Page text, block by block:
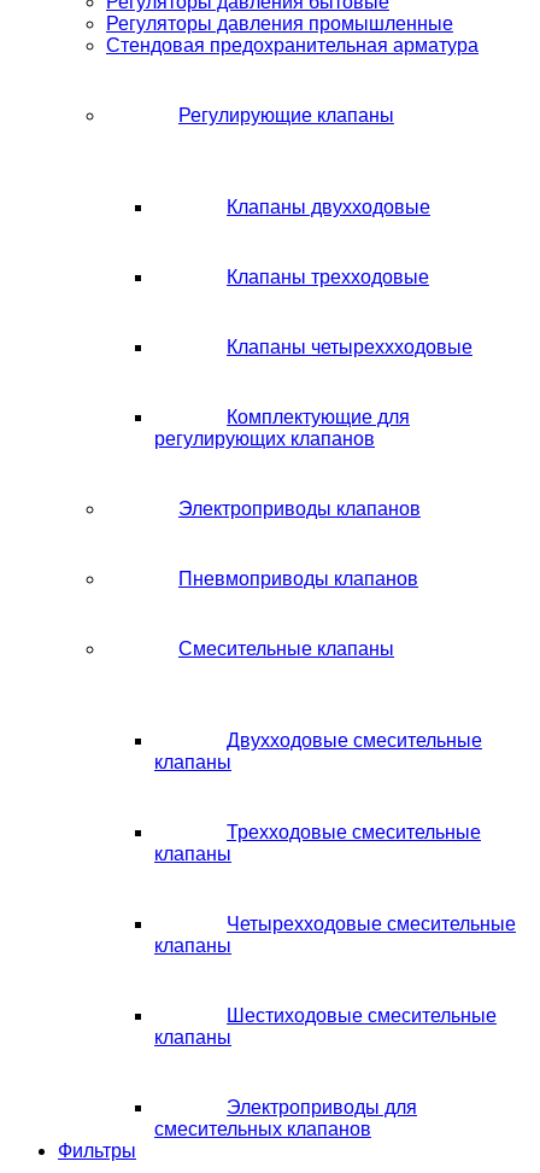
Регуляторы давления промышленные
Стендовая предохранительная арматура
Регулирующие клапаны
Клапаны двухходовые
Клапаны трехходовые
Клапаны четыреххходовые
Комплектующие для
регулирующих клапанов
Электроприводы клапанов
Пневмоприводы клапанов
Смесительные клапаны
Двухходовые смесительные
клапаны
Трехходовые смесительные
клапаны
Четырехходовые смесительные
клапаны
Шестиходовые смесительные
клапаны
Электроприводы для
смесительных клапанов
Фильтры